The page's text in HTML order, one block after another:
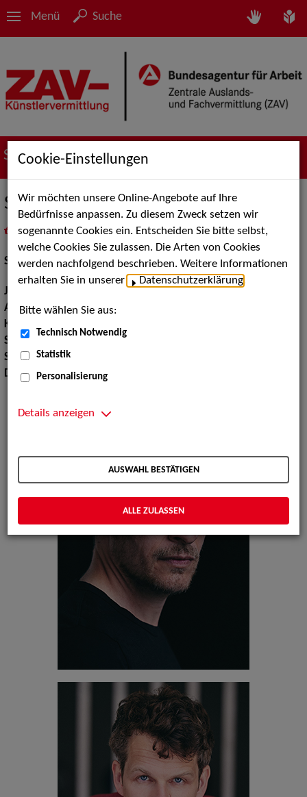
Menü Suche
Suche nach Künstler*innen
Sebastian Kaufmane
als PDF speichern
inMeine Merklistelegen
Schauspiel:Film und TV
Jahrgang:
Augenfarbe:blau
Körpergröße:
Sport:
Sprachen:Deutsch, Englisch
Dialekte:Berlinerisch
Cookie-Einstellungen
Wir möchten unsere Online-Angebote auf Ihre
Bedürfnisse anpassen. Zu diesem Zweck setzen wir
sogenannte Cookies ein. Entscheiden Sie bitte selbst,
welche Cookies Sie zulassen. Die Arten von Cookies
werden nachfolgend beschrieben. Weitere Informationen
erhalten Sie in unserer
Datenschutzerklärung
Bitte wählen Sie aus:
Technisch Notwendig
Statistik
Personalisierung
Details anzeigen
AUSWAHL BESTÄTIGEN
ALLE ZULASSEN